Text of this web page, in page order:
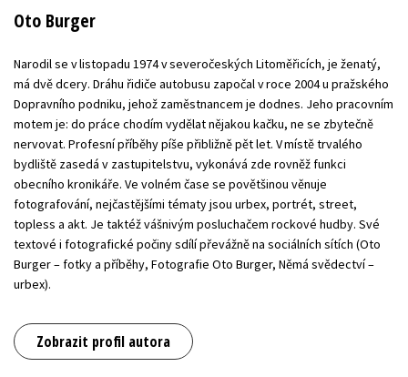
Oto Burger
Narodil se v listopadu 1974 v severočeských Litoměřicích, je ženatý,
má dvě dcery. Dráhu řidiče autobusu započal v roce 2004 u pražského
Dopravního podniku, jehož zaměstnancem je dodnes. Jeho pracovním
motem je: do práce chodím vydělat nějakou kačku, ne se zbytečně
nervovat. Profesní příběhy píše přibližně pět let. V místě trvalého
bydliště zasedá v zastupitelstvu, vykonává zde rovněž funkci
obecního kronikáře. Ve volném čase se povětšinou věnuje
fotografování, nejčastějšími tématy jsou urbex, portrét, street,
topless a akt. Je taktéž vášnivým posluchačem rockové hudby. Své
textové i fotografické počiny sdílí převážně na sociálních sítích (Oto
Burger – fotky a příběhy, Fotografie Oto Burger, Němá svědectví –
urbex).
Zobrazit profil autora